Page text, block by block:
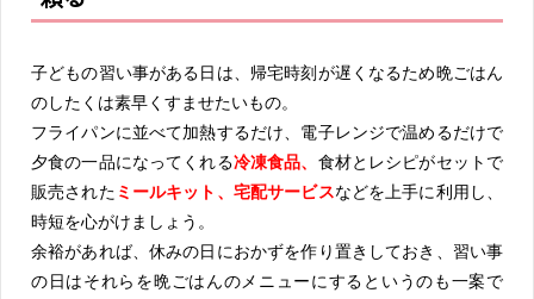
子どもの習い事がある日は、帰宅時刻が遅くなるため晩ごはん
のしたくは素早くすませたいもの。
フライパンに並べて加熱するだけ、電子レンジで温めるだけで
夕食の一品になってくれる冷凍食品、 食材とレシピがセットで
販売された ミールキット、 宅配サービスなどを上手に利用し、
時短を心がけましょう。
余裕があれば、休みの日におかずを作り置きしておき、習い事
の日はそれらを晩ごはんのメニューにするというのも一案で